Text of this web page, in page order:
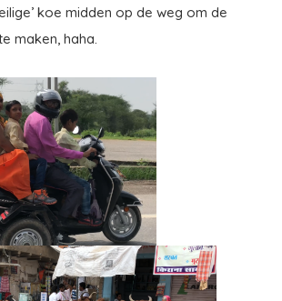
koe midden op de weg om de
maken, haha.